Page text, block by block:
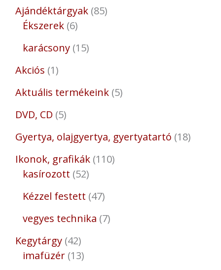
Ajándéktárgyak 85
Ékszerek 6
karácsony 15
Akciós 1
Aktuális termékeink 5
DVD, CD 5
Gyertya, olajgyertya, gyertyatartó 18
Ikonok, grafikák 110
kasírozott 52
Kézzel festett 47
vegyes technika 7
Kegytárgy 42
imafüzér 13